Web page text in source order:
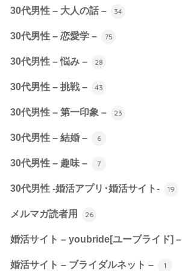
30代男性 – 大人の話 – 34
30代男性 – 恋愛学 – 75
30代男性 – 悩み – 28
30代男性 – 挑戦 – 43
30代男性 – 第一印象 – 23
30代男性 – 結婚 – 6
30代男性 – 趣味 – 7
30代男性 -婚活アプリ･婚活サイト- 19
メルマガ読者用 26
婚活サイト – youbride[ユーブライド] –
婚活サイト – ブライダルネット – 1